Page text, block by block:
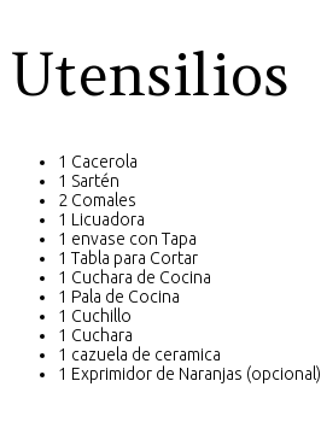
Utensilios
1 Cacerola
1 Sartén
2 Comales
1 Licuadora
1 envase con Tapa
1 Tabla para Cortar
1 Cuchara de Cocina
1 Pala de Cocina
1 Cuchillo
1 Cuchara
1 cazuela de ceramica
1 Exprimidor de Naranjas (opcional)